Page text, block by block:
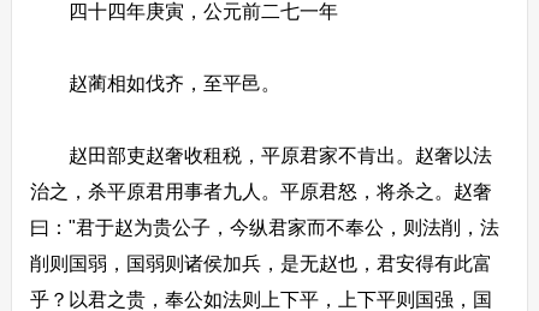
四十四年庚寅，公元前二七一年
赵蔺相如伐齐，至平邑。
赵田部吏赵奢收租税，平原君家不肯出。赵奢以法
治之，杀平原君用事者九人。平原君怒，将杀之。赵奢
曰："君于赵为贵公子，今纵君家而不奉公，则法削，法
削则国弱，国弱则诸侯加兵，是无赵也，君安得有此富
乎？以君之贵，奉公如法则上下平，上下平则国强，国